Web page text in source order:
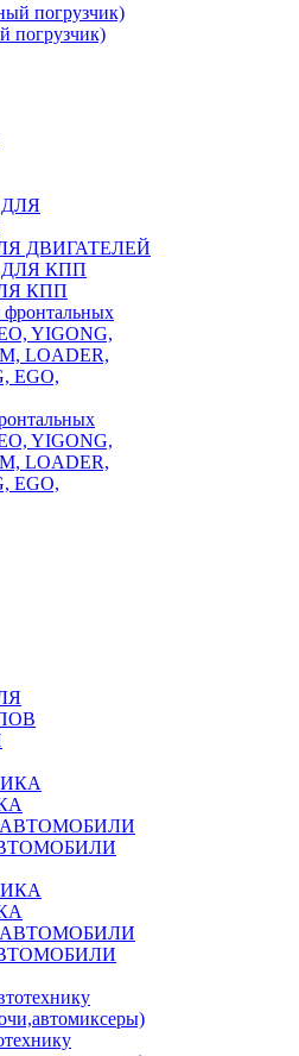
погрузчик)
ДВИГАТЕЛЕЙ
КПП
YIGONG,
LOADER,
EGO,